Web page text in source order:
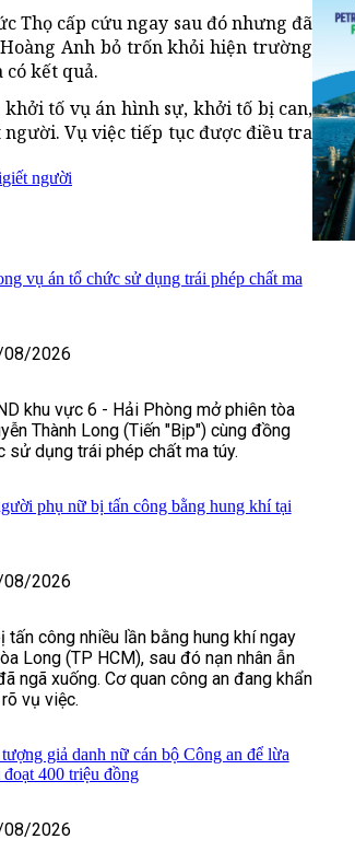
Thọ cấp cứu ngay sau đó nhưng đã
Anh bỏ trốn khỏi hiện trường
kết quả.
tố vụ án hình sự, khởi tố bị can,
Vụ việc tiếp tục được điều tra
giết người
vụ án tổ chức sử dụng trái phép chất ma
2026
khu vực 6 - Hải Phòng mở phiên tòa
Thành Long (Tiến "Bịp") cùng đồng
sử dụng trái phép chất ma túy.
phụ nữ bị tấn công bằng hung khí tại
2026
công nhiều lần bằng hung khí ngay
Long (TP HCM), sau đó nạn nhân ẫn
ngã xuống. Cơ quan công an đang khẩn
vụ việc.
giả danh nữ cán bộ Công an để lừa
400 triệu đồng
2026